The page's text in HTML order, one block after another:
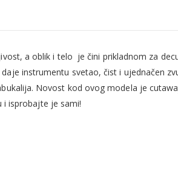
a oblik i telo je čini prikladnom za
instrumentu svetao, čist i ujednačen
Novost kod ovog modela je
isprobajte je sami!